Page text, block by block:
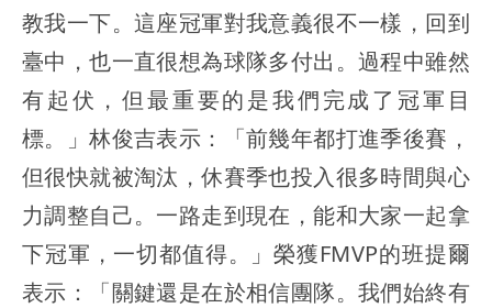
教我一下。這座冠軍對我意義很不一樣，回到
臺中，也一直很想為球隊多付出。過程中雖然
有起伏，但最重要的是我們完成了冠軍目
標。」林俊吉表示：「前幾年都打進季後賽，
但很快就被淘汰，休賽季也投入很多時間與心
力調整自己。一路走到現在，能和大家一起拿
下冠軍，一切都值得。」榮獲FMVP的班提爾
表示：「關鍵還是在於相信團隊。我們始終有